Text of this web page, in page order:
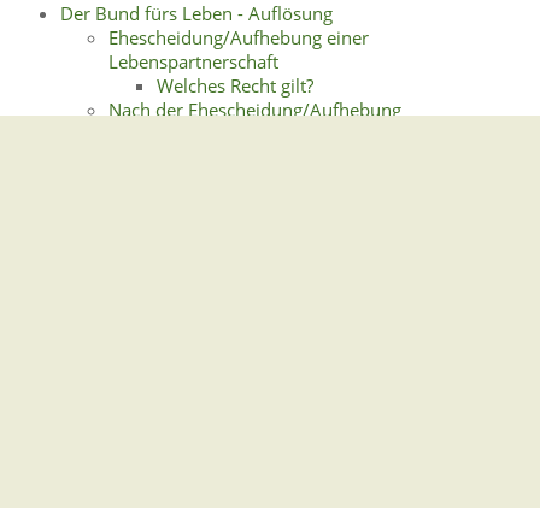
Der Bund fürs Leben - Auflösung
Ehescheidung/Aufhebung einer
Lebenspartnerschaft
Welches Recht gilt?
Nach der Ehescheidung/Aufhebung